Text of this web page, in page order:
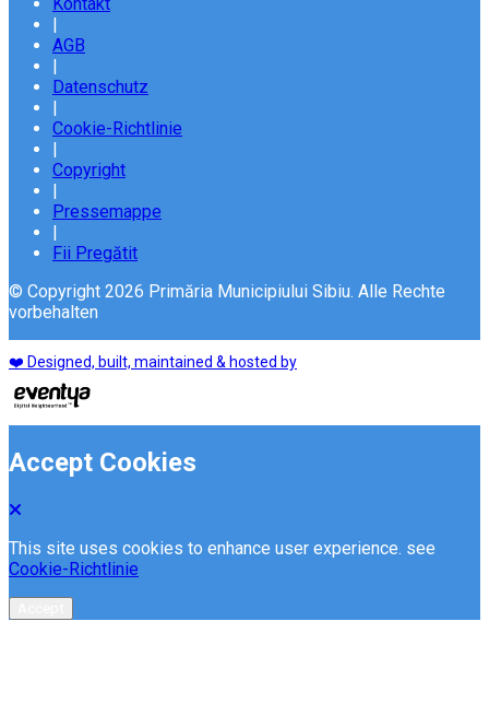
|
AGB
|
Datenschutz
|
Cookie-Richtlinie
|
Copyright
|
Pressemappe
|
Fii Pregătit
© Copyright 2026 Primăria Municipiului Sibiu. Alle Rechte
vorbehalten
❤️ Designed, built, maintained & hosted by
Accept Cookies
This site uses cookies to enhance user experience. see
Cookie-Richtlinie